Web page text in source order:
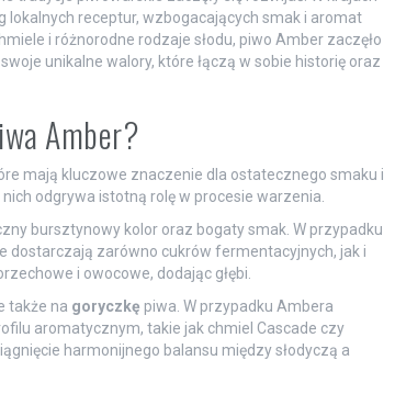
lokalnych receptur, wzbogacających smak i aromat
i różnorodne rodzaje słodu, piwo Amber zaczęło
unikalne walory, które łączą w sobie historię oraz
Amber?
mają kluczowe znaczenie dla ostatecznego smaku i
odgrywa istotną rolę w procesie warzenia.
bursztynowy kolor oraz bogaty smak. W przypadku
dostarczają zarówno cukrów fermentacyjnych, jak i
i owocowe, dodając głębi.
także na goryczkę piwa. W przypadku Ambera
aromatycznym, takie jak chmiel Cascade czy
harmonijnego balansu między słodyczą a